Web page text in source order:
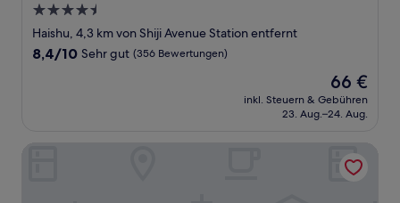
4.5-
Sterne-
Unterkunft
Haishu, 4,3 km von Shiji Avenue Station entfernt
8.4
Bewertungen)
8,4/10 Sehr gut (356 Bewertungen)
Der
Preis
beträgt
66 €
inkl. Steuern & Gebühren
23. Aug.–24. Aug.